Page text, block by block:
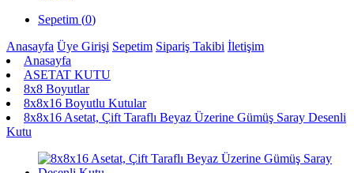
Sepetim (0)
Anasayfa Üye Girişi Sepetim Sipariş Takibi İletişim
Anasayfa
ASETAT KUTU
8x8 Boyutlar
8x8x16 Boyutlu Kutular
8x8x16 Asetat, Çift Taraflı Beyaz Üzerine Gümüş Saray Desenli
Kutu